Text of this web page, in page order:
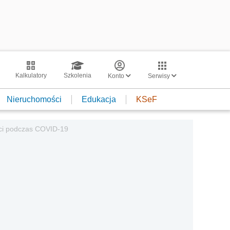
Kalkulatory Szkolenia Konto Serwisy
Nieruchomości Edukacja KSeF
podczas COVID-19